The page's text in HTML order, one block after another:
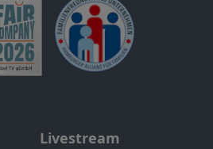
Livestream